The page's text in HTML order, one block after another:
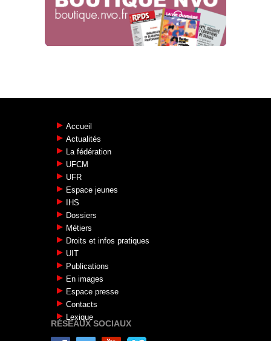
05.02.2025
GAGNONS ENSEMBLE L’AVENIR DE
Accueil
Actualités
La fédération
UFCM
UFR
Espace jeunes
IHS
Dossiers
Métiers
Droits et infos pratiques
UIT
Publications
En images
Espace presse
Contacts
Lexique
RÉSEAUX SOCIAUX